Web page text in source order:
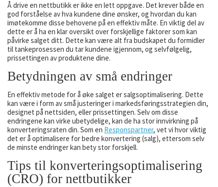
Å drive en nettbutikk er ikke en lett oppgave. Det krever både en
god forståelse av hva kundene dine ønsker, og hvordan du kan
imøtekomme disse behovene på en effektiv måte. En viktig del av
dette er å ha en klar oversikt over forskjellige faktorer som kan
påvirke salget ditt. Dette kan være alt fra budskapet du formidler
til tankeprosessen du tar kundene igjennom, og selvfølgelig,
prissettingen av produktene dine.
Betydningen av små endringer
En effektiv metode for å øke salget er salgsoptimalisering. Dette
kan være i form av små justeringer i markedsføringsstrategien din,
designet på nettsiden, eller prissettingen. Selv om disse
endringene kan virke ubetydelige, kan de ha stor innvirkning på
konverteringsraten din. Som en Responspartner, vet vi hvor viktig
det er å optimalisere for bedre konvertering (salg), ettersom selv
de minste endringer kan bety stor forskjell.
Tips til konverteringsoptimalisering
(CRO) for nettbutikker